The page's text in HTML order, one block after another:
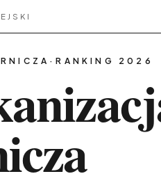
·RANKING 2026